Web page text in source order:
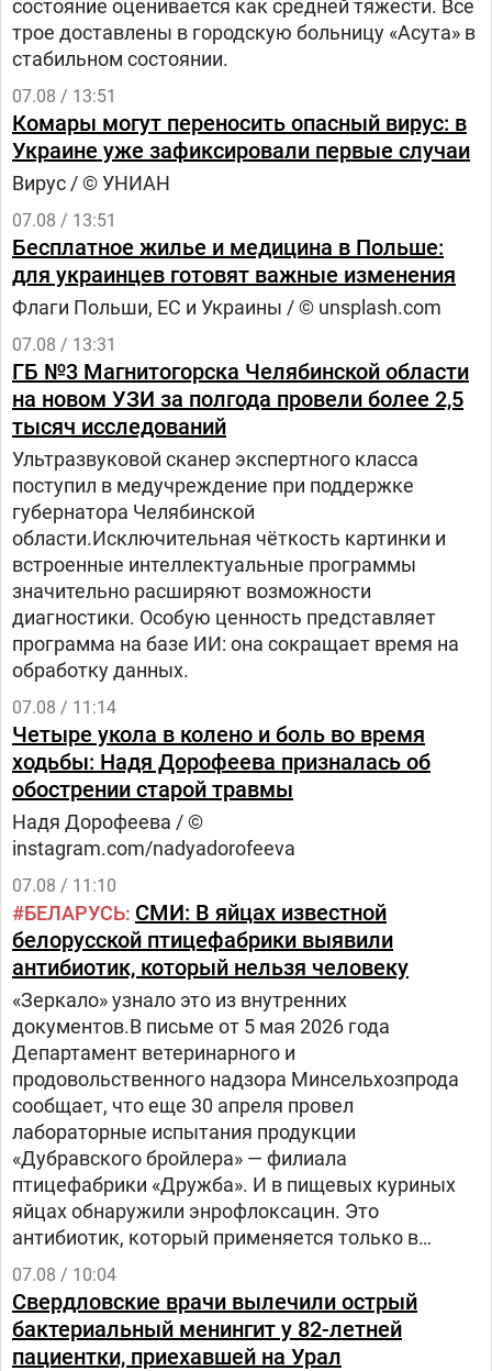
состояние оценивается как средней тяжести. Все
трое доставлены в городскую больницу «Асута» в
стабильном состоянии.
07.08 / 13:51
Комары могут переносить опасный вирус: в
Украине уже зафиксировали первые случаи
Вирус / © УНИАН
07.08 / 13:51
Бесплатное жилье и медицина в Польше:
для украинцев готовят важные изменения
Флаги Польши, ЕС и Украины / © unsplash.com
07.08 / 13:31
ГБ №3 Магнитогорска Челябинской области
на новом УЗИ за полгода провели более 2,5
тысяч исследований
Ультразвуковой сканер экспертного класса
поступил в медучреждение при поддержке
губернатора Челябинской
области.Исключительная чёткость картинки и
встроенные интеллектуальные программы
значительно расширяют возможности
диагностики. Особую ценность представляет
программа на базе ИИ: она сокращает время на
обработку данных.
07.08 / 11:14
Четыре укола в колено и боль во время
ходьбы: Надя Дорофеева призналась об
обострении старой травмы
Надя Дорофеева / ©
instagram.com/nadyadorofeeva
07.08 / 11:10
БЕЛАРУСЬ СМИ: В яйцах известной
белорусской птицефабрики выявили
антибиотик, который нельзя человеку
«Зеркало» узнало это из внутренних
документов.В письме от 5 мая 2026 года
Департамент ветеринарного и
продовольственного надзора Минсельхозпрода
сообщает, что еще 30 апреля провел
лабораторные испытания продукции
«Дубравского бройлера» — филиала
птицефабрики «Дружба». И в пищевых куриных
яйцах обнаружили энрофлоксацин. Это
антибиотик, который применяется только в
ветеринарии для лечения сельскохозяйственных,
домашних животных и птиц.
07.08 / 10:04
Свердловские врачи вылечили острый
бактериальный менингит у 82-летней
пациентки, приехавшей на Урал